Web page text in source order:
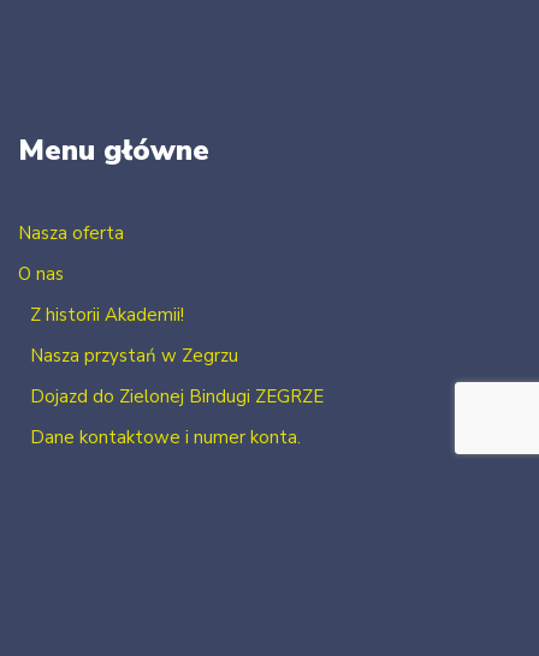
Menu główne
Nasza oferta
O nas
Z historii Akademii!
Nasza przystań w Zegrzu
Dojazd do Zielonej Bindugi ZEGRZE
Dane kontaktowe i numer konta.